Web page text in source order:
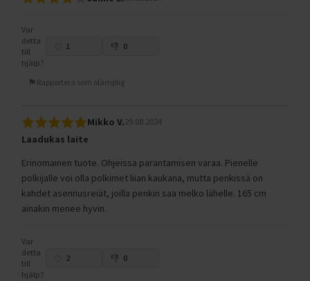
Var
detta
till
hjälp?
1 0
Rapportera som olämplig
Mikko V.29.08.2024
Laadukas laite
Erinomainen tuote. Ohjeissa parantamisen varaa. Pienelle
polkijalle voi olla polkimet liian kaukana, mutta penkissä on
kahdet asennusreiät, joilla penkin saa melko lähelle. 165 cm
ainakin menee hyvin.
Var
detta
till
hjälp?
2 0